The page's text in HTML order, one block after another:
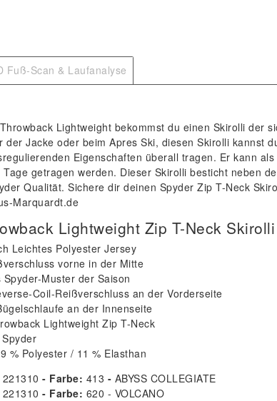
Fuß-Scan & Laufanalyse
Lightweight bekommst du einen Skirolli der
der Jacke oder beim Apres Ski, diesen Skirolli kannst
Eigenschaften überall tragen. Er kann
getragen werden. Dieser Skirolli besticht neben
Qualität. Sichere dir deinen Spyder Zip T-Neck
Marquardt.de
Lightweight Zip T-Neck
Leichtes Polyester Jersey
vorne in der Mitte
Muster der Saison
Coil-Reißverschluss an der Vorderseite
an der Innenseite
Lightweight Zip T-Neck
% Polyester / 11 % Elasthan
221310 - Farbe: 413 - ABYSS COLLEGIATE
221310 - Farbe: 620 - VOLCANO